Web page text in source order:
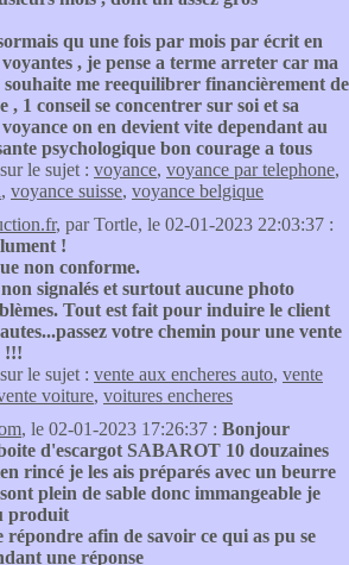
qu une fois par mois par écrit en
, je pense a terme arreter car ma
souhaite me reequilibrer financièrement de
, 1 conseil se concentrer sur soi et sa
on en devient vite dependant au
psychologique bon courage a tous
le sujet : voyance, voyance par telephone,
, voyance suisse, voyance belgique
, par Tortle, le 02-01-2023 22:03:37 :
!
non conforme.
signalés et surtout aucune photo
Tout est fait pour induire le client
votre chemin pour une vente
!!!
le sujet : vente aux encheres auto, vente
voiture, voitures encheres
, le 02-01-2023 17:26:37 : Bonjour
d'escargot SABAROT 10 douzaines
rincé je les ais préparés avec un beurre
plein de sable donc immangeable je
produit
répondre afin de savoir ce qui as pu se
une réponse